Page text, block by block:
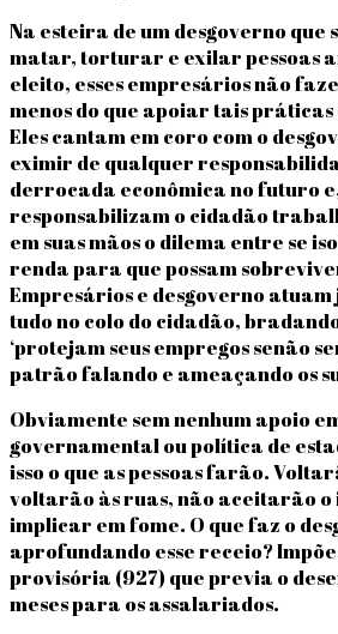
Na esteira de um desgoverno que
matar, torturar e exilar pessoas
eleito, esses empresários não
menos do que apoiar tais práticas
Eles cantam em coro com o
eximir de qualquer
derrocada econômica no futuro
responsabilizam o cidadão
em suas mãos o dilema entre se
renda para que possam
Empresários e desgoverno
tudo no colo do cidadão,
‘protejam seus empregos senão
patrão falando e ameaçando os
Obviamente sem nenhum apoio
governamental ou política de
isso o que as pessoas farão.
voltarão às ruas, não aceitarão o
implicar em fome. O que faz o
aprofundando esse receio?
provisória (927) que previa o
meses para os assalariados.